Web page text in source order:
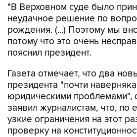
"В Верховном суде было
неудачное решение по
рождения. (...) Поэтому мы
потому что это очень
пояснил президент.
Газета отмечает, что два
президента "почти наверняка
юридическими проблемами",
заявил журналистам, что, по
узкие ограничения на этот
проверку на